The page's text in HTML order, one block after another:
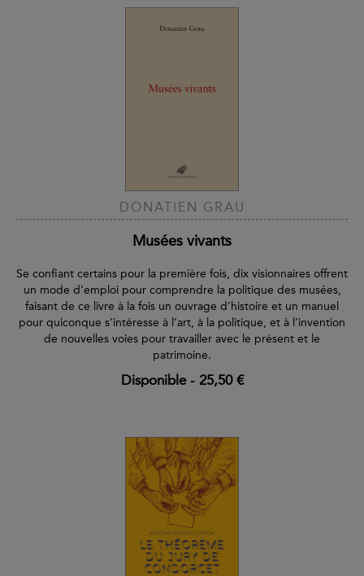
DONATIEN GRAU
Musées vivants
Se confiant certains pour la première fois, dix visionnaires offrent
un mode d’emploi pour comprendre la politique des musées,
faisant de ce livre à la fois un ouvrage d’histoire et un manuel
pour quiconque s’intéresse à l’art, à la politique, et à l’invention
de nouvelles voies pour travailler avec le présent et le
patrimoine.
Disponible- 25,50 €